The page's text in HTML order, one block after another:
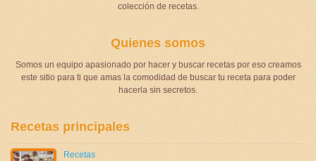
colección de recetas.
Quienes somos
Somos un equipo apasionado por hacer y buscar recetas por eso creamos
este sitio para ti que amas la comodidad de buscar tu receta para poder
hacerla sin secretos.
Recetas principales
Recetas